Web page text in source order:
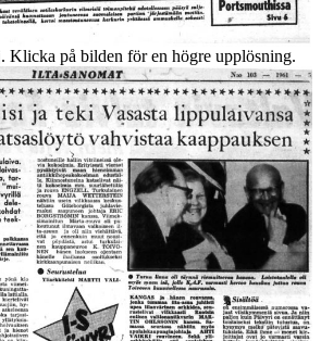
Klicka på bilden för en högre upplösning.